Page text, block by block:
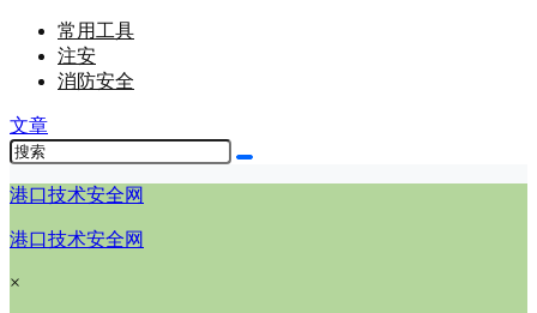
常用工具
注安
消防安全
文章
港口技术安全网
港口技术安全网
×